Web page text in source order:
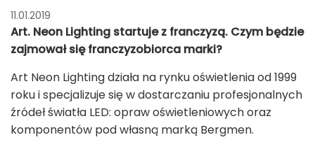
11.01.2019
Art. Neon Lighting startuje z franczyzą. Czym będzie
zajmował się franczyzobiorca marki?
Art Neon Lighting działa na rynku oświetlenia od 1999
roku i specjalizuje się w dostarczaniu profesjonalnych
źródeł światła LED: opraw oświetleniowych oraz
komponentów pod własną marką Bergmen.